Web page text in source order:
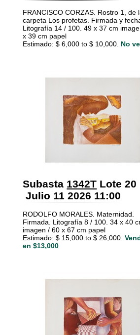
FRANCISCO CORZAS. Rostro 1, de
carpeta Los profetas. Firmada y
Litografía 14 / 100. 49 x 37 cm
x 39 cm papel
Estimado: $ 6,000 to $ 10,000. No
Subasta 1342T Lote 20
Julio 11 2026 11:00
RODOLFO MORALES. Maternidad.
Firmada. Litografía 8 / 100. 34 x 40
imagen / 60 x 67 cm papel
Estimado: $ 15,000 to $ 26,000.
en $13,000